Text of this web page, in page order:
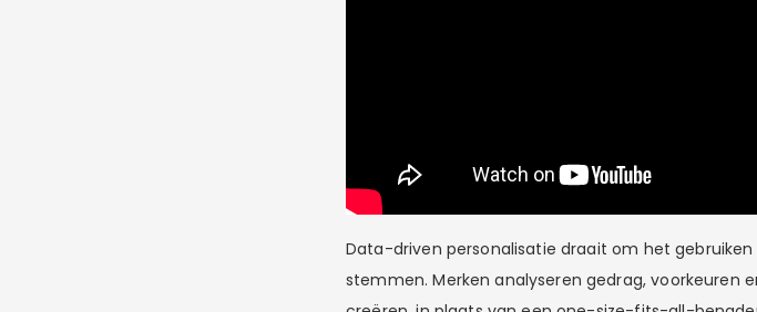
Data-driven personalisatie draait om het
stemmen. Merken analyseren gedrag, voorkeuren